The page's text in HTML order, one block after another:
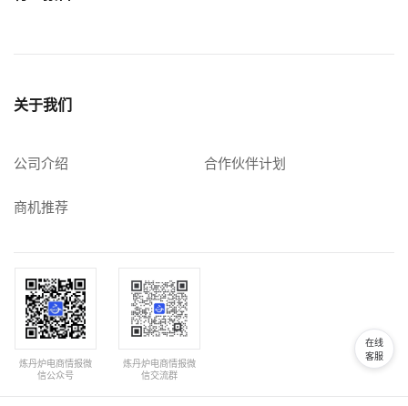
关于我们
公司介绍 合作伙伴计划
商机推荐
炼丹炉电商情报微
信公众号
炼丹炉电商情报微
信交流群
在线
客服